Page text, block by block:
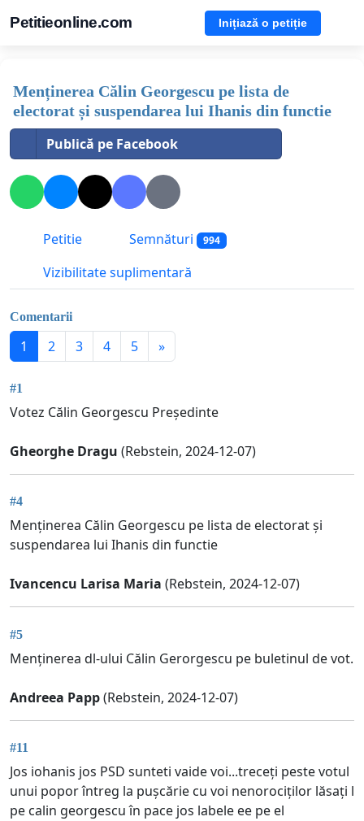
Petitieonline.com Inițiază o petiție
Menținerea Călin Georgescu pe lista de
electorat și suspendarea lui Ihanis din functie
Publică pe Facebook
Petitie Semnături 994
Vizibilitate suplimentară
Comentarii
1 2 3 4 5 »
#1
Votez Călin Georgescu Președinte
Gheorghe Dragu (Rebstein, 2024-12-07)
#4
Menținerea Călin Georgescu pe lista de electorat și
suspendarea lui Ihanis din functie
Ivancencu Larisa Maria (Rebstein, 2024-12-07)
#5
Menținerea dl-ului Călin Gerorgescu pe buletinul de vot.
Andreea Papp(Rebstein, 2024-12-07)
#11
Jos iohanis jos PSD sunteti vaide voi...treceți peste votul
unui popor întreg la pușcărie cu voi nenorociților lăsați l
pe calin georgescu în pace jos labele ee pe el